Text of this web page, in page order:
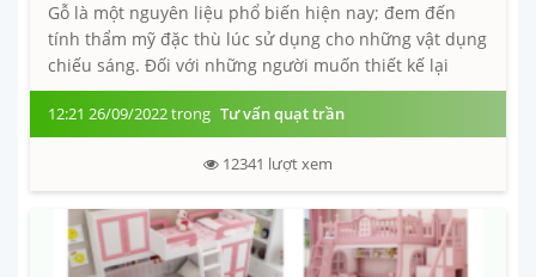
Gỗ là một nguyên liệu phổ biến hiện nay; đem đến
tính thẩm mỹ đặc thù lúc sử dụng cho những vật dụng
chiếu sáng. Đối với những người muốn thiết kế lại
không gian của ngôi nhà tiên tiến;...
12:21 26/09/2022 trong Tư vấn quạt trần
12341 lượt xem